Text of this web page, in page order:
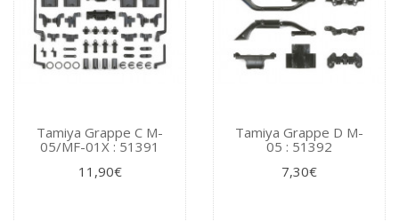
Tamiya Grappe C M-
05/MF-01X : 51391
11,90€
Tamiya Grappe D M-
05 : 51392
7,30€